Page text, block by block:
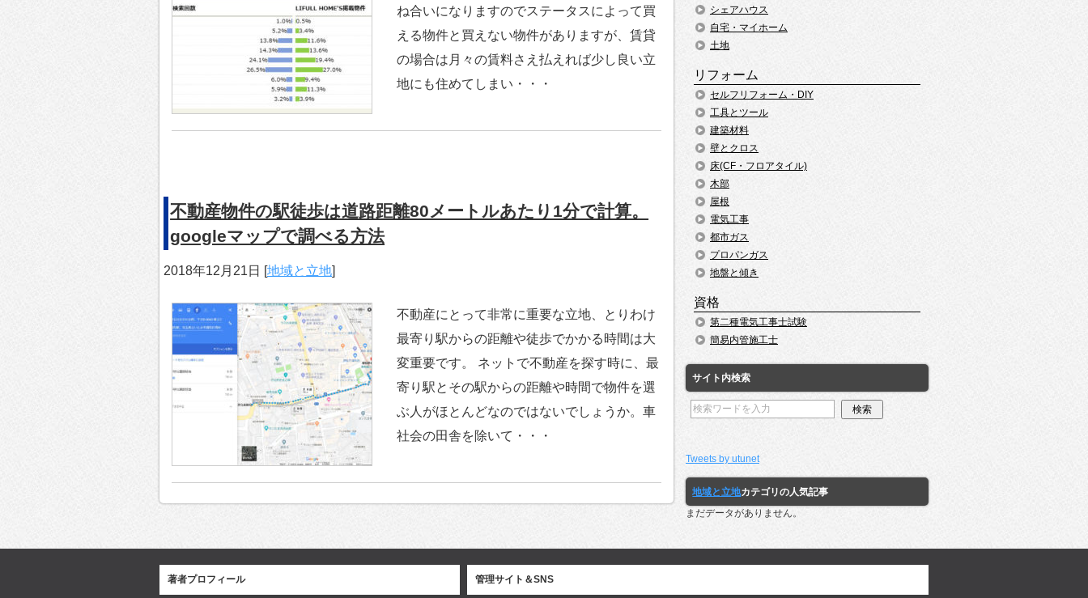
ね合いになりますのでステータスによって買
える物件と買えない物件がありますが、賃貸
の場合は月々の賃料さえ払えれば少し良い立
地にも住めてしまい・・・
不動産物件の駅徒歩は道路距離80メートルあたり1分で計算。
googleマップで調べる方法
2018年12月21日 [地域と立地]
不動産にとって非常に重要な立地、とりわけ
最寄り駅からの距離や徒歩でかかる時間は大
変重要です。 ネットで不動産を探す時に、最
寄り駅とその駅からの距離や時間で物件を選
ぶ人がほとんどなのではないでしょうか。車
社会の田舎を除いて・・・
シェアハウス
自宅・マイホーム
土地
リフォーム
セルフリフォーム・DIY
工具とツール
建築材料
壁とクロス
床(CF・フロアタイル)
木部
屋根
電気工事
都市ガス
プロパンガス
地盤と傾き
資格
第二種電気工事士試験
簡易内管施工士
サイト内検索
Tweets by utunet
地域と立地カテゴリの人気記事
まだデータがありません。
著者プロフィール 管理サイト＆SNS